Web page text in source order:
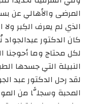
المرضى والأهالي عن
الذي لم يعرف الكِبر ولا
كان الدكتور
لكل محتاج وما أحوجنا
النبيلة التي جسدها
لقد رحل الدكتور عبد
المحبة وسجلًّا من